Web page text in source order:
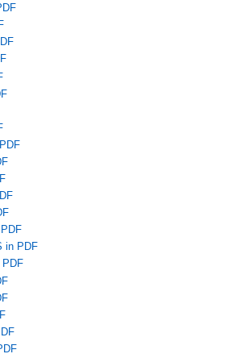
in PDF